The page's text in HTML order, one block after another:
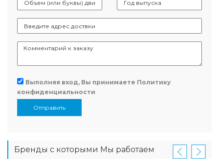
Выполняя вход, Вы принимаете Политику
конфиденциальности
Отправить
Бренды с которыми Мы работаем